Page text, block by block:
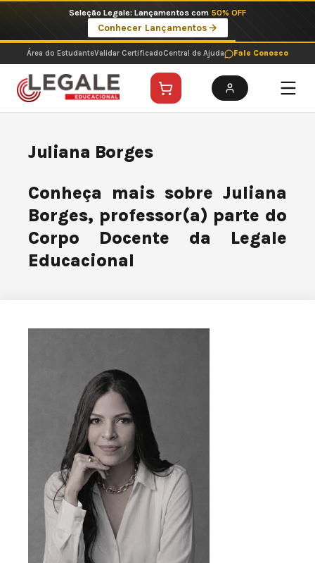
o
conteúdo
Seleção Legale: Lançamentos com 50% OFF
Conhecer Lançamentos
Área do EstudanteValidar CertificadoCentral de Ajuda Fale Conosco
Juliana Borges
Conheça mais sobre Juliana
Borges, professor(a) parte do
Corpo Docente da Legale
Educacional